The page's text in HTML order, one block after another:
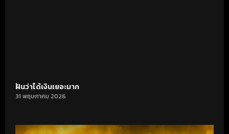
ฝันว่าได้เงินเยอะมาก
31 พฤษภาคม 2026